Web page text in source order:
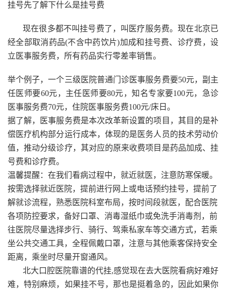
挂号先了解下什么是挂号费
现在很多都不叫挂号费了，叫医疗服务费。现在北京已
经全部取消药品(不含中药饮片)加成和挂号费、诊疗费，设
立医事服务费，所有药品实行零差率销售。
举个例子，一个三级医院普通门诊医事服务费要50元，副主
任医师要60元，主任医师要80元，知名专家要100元，急诊
医事服务费70元，住院医事服务费100元/床日。
据了解，医事服务费是本次改革新设置的项目，其目的是补
偿医疗机构部分运行成本，体现的是医务人员的技术劳动价
值，推动分级诊疗，其对应的原来收费项目是药品加成、挂
号费和诊疗费。
温馨提醒：在我们看病过程中，就近就医，注意防寒保暖。
按需选择就近医院，提前进行网上或电话预约挂号，提前了
解就诊流程，熟悉医院科室布局，按时间段就医，配合医院
各项防控要求，备好口罩、消毒湿纸巾或免洗手消毒剂，前
往医院尽量选择步行、骑行、驾乘私家车等交通方式，若乘
坐公共交通工具，全程佩戴口罩，注意与其他乘客保持安全
距离，乘坐时尽量开窗通风。
北大口腔医院靠谱的代挂,感觉现在去大医院看病好难好
难，特别麻烦，如果挂不号，那也是挺着急的，因此如果你